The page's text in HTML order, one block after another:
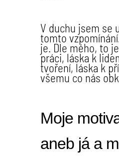
V duchu jsem se
tomto
je. Dle mého, to
práci, láska k
tvoření, láska k
všemu co nás
Moje
aneb já a